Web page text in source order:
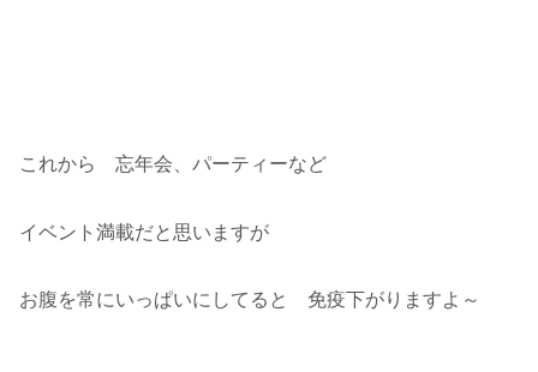
これから 忘年会、パーティーなど
イベント満載だと思いますが
お腹を常にいっぱいにしてると 免疫下がりますよ～